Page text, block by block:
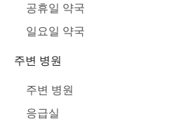
공휴일 약국
일요일 약국
주변 병원
주변 병원
응급실